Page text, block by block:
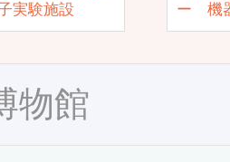
実験施設
ー 機
物館